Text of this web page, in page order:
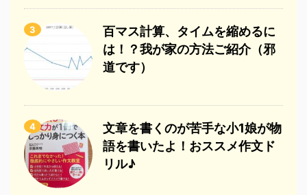
3
百マス計算、タイムを縮めるに
は！？我が家の方法ご紹介（邪
道です）
4
文章を書くのが苦手な小1娘が物
語を書いたよ！おススメ作文ド
リル♪